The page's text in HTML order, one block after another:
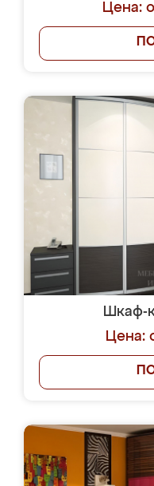
Цена:
Шкаф-
Цена: